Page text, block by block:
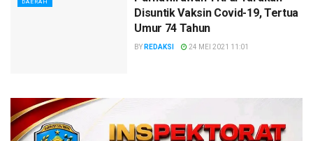
DAERAH
Disuntik Vaksin Covid-19, Tertua
Umur 74 Tahun
BY REDAKSI 24 MEI 2021 11:01